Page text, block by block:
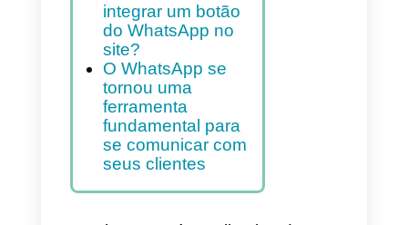
Índice
Como você pode
integrar o
WhatsApp no ​​meu
site?
Quais são as
maneiras de